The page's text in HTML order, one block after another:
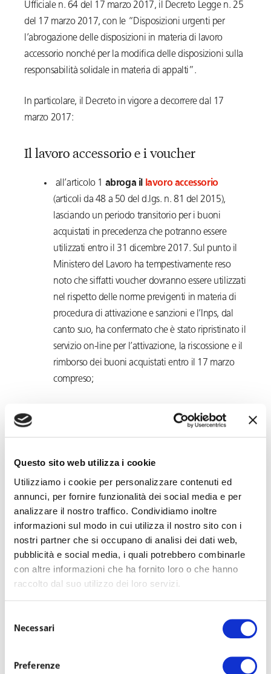
Questo sito web utilizza i cookie
Utilizziamo i cookie per personalizzare contenuti ed
annunci, per fornire funzionalità dei social media e per
analizzare il nostro traffico. Condividiamo inoltre
informazioni sul modo in cui utilizza il nostro sito con i
nostri partner che si occupano di analisi dei dati web,
pubblicità e social media, i quali potrebbero combinarle
con altre informazioni che ha fornito loro o che hanno
raccolto dal suo utilizzo dei loro servizi.
delNecessari
Preferenze
Ufficiale n. 64 del 17 marzo 2017, il Decreto Legge n. 25
del 17 marzo 2017, con le “Disposizioni urgenti per
l’abrogazione delle disposizioni in materia di lavoro
accessorio nonché per la modifica delle disposizioni sulla
responsabilità solidale in materia di appalti”.
In particolare, il Decreto in vigore a decorrere dal 17
marzo 2017:
Il lavoro accessorio e i voucher
all’articolo 1 abroga il
lavoro accessorio
(articoli da 48 a 50 del d.lgs. n. 81 del 2015),
lasciando un periodo transitorio per i buoni
acquistati in precedenza che potranno essere
utilizzati entro il 31 dicembre 2017. Sul punto il
Ministero del Lavoro ha tempestivamente reso
noto che siffatti voucher dovranno essere utilizzati
nel rispetto delle norme previgenti in materia di
procedura di attivazione e sanzioni e l’Inps, dal
canto suo, ha confermato che è stato ripristinato il
servizio on-line per l’attivazione, la riscossione e il
rimborso dei buoni acquistati entro il 17 marzo
compreso;
L’appalto
d.lgs. n. 276 del 2003 per garantire una miglior
tutela dei lavoratori impiegati nell’esecuzione di
opere o servizi concessi in appalto. La
disposizione ha eliminato la facoltà per
la contrattazione collettiva nazionale di prevedere
“metodi e procedure di controllo e di verifica per
la regolarità complessiva degli appalti” che
avrebbero potuto incidere sul regime di
committente di invocare il beneficio, introdotto
nel 2012, della preventiva escussione del debitore
principale secondo cui l’azione esecutiva poteva